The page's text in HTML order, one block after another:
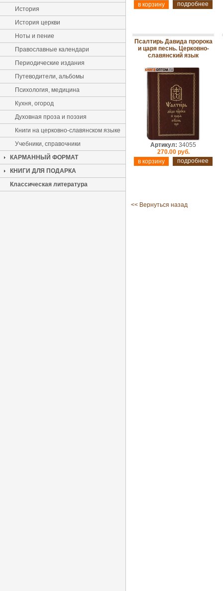
История
История церкви
Ноты и пение
Православные календари
Периодические издания
Путеводители, альбомы
Психология, медицина
Кухня, огород
Духовная проза и поэзия
Книги на церковно-славянском языке
Учебники, справочники
КАРМАННЫЙ ФОРМАТ
КНИГИ ДЛЯ ПОДАРКА
Классическая литература
подробнее
Псалтирь Давида пророка
и царя песнь. Церковно-
славянский язык
Артикул: 34055
270.00 руб.
подробнее
<< Вернуться назад